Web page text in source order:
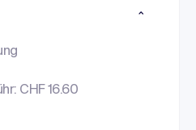
CHF 16.60